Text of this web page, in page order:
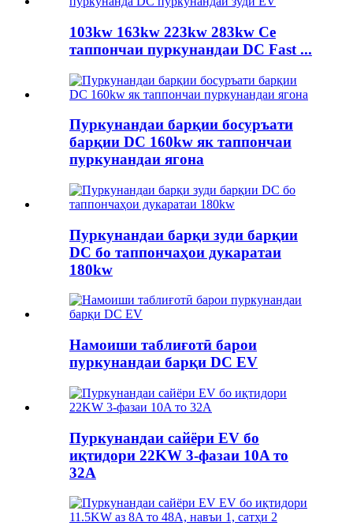
103kw 163kw 223kw 283kw Се
таппончаи пуркунандаи DC Fast ...
Пуркунандаи барқии босуръати
барқии DC 160kw як таппончаи
пуркунандаи ягона
Пуркунандаи барқи зуди барқии
DC бо таппончаҳои дукаратаи
180kw
Намоиши таблиғотӣ барои
пуркунандаи барқи DC EV
Пуркунандаи сайёри EV бо
иқтидори 22KW 3-фазаи 10A то
32A